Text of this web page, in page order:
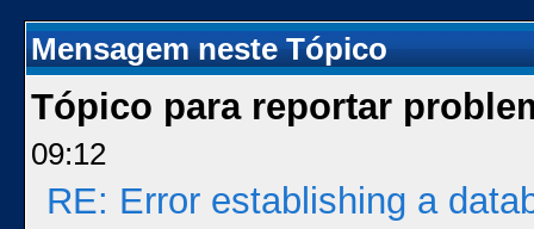
Mensagem neste Tópico
Tópico para reportar
09:12
RE: Error establishing a